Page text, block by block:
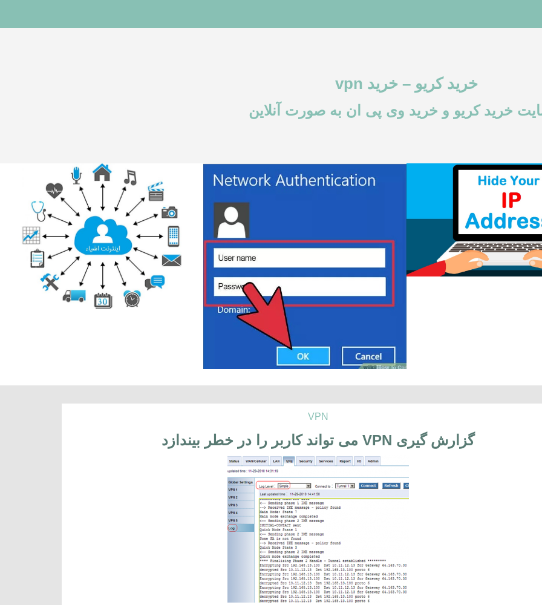
خرید کریو – خرید vpn
خرید کریو و خرید وی پی ان به صورت آنلاین
iOS جهت خرید
کدام ارائه دهندگان VPN در سال
2016 بهترین بودند؟
مراحل غیر فعال کردن تماس در
Kerio Operator خرید شده
VPN
گزارش گیری VPN می تواند کاربر را در خطر بیندازد